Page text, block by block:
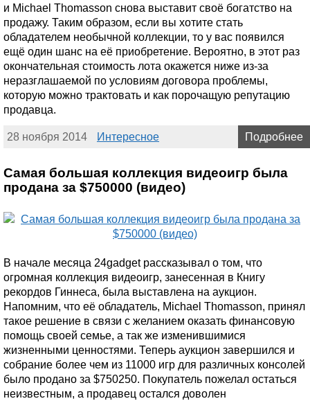
и Michael Thomasson снова выставит своё богатство на
продажу. Таким образом, если вы хотите стать
обладателем необычной коллекции, то у вас появился
ещё один шанс на её приобретение. Вероятно, в этот раз
окончательная стоимость лота окажется ниже из-за
неразглашаемой по условиям договора проблемы,
которую можно трактовать и как порочащую репутацию
продавца.
28 ноября 2014 Интересное Подробнее
Самая большая коллекция видеоигр была
продана за $750000 (видео)
В начале месяца 24gadget рассказывал о том, что
огромная коллекция видеоигр, занесенная в Книгу
рекордов Гиннеса, была выставлена на аукцион.
Напомним, что её обладатель, Michael Thomasson, принял
такое решение в связи с желанием оказать финансовую
помощь своей семье, а так же изменившимися
жизненными ценностями. Теперь аукцион завершился и
собрание более чем из 11000 игр для различных консолей
было продано за $750250. Покупатель пожелал остаться
неизвестным, а продавец остался доволен